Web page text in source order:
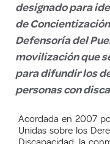
designado para
de
Defensoría del
movilización que
para difundir los
personas con
Acordada en 2007
Unidas sobre los